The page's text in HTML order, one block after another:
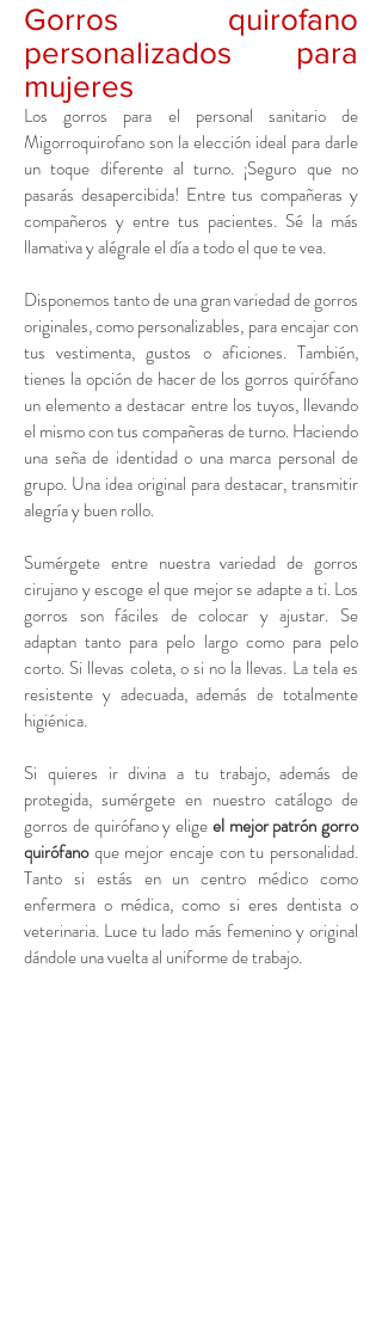
Gorros quirofano
personalizados para
mujeres
Los gorros para el personal sanitario de
Migorroquirofanoson la elección ideal para darle
un toque diferente al turno. ¡Seguro que no
pasarás desapercibida! Entre tus compañeras y
compañeros y entre tus pacientes. Sé la más
llamativa y alégrale el día a todo el que te vea.
Disponemos tanto de una gran variedad de gorros
originales, como personalizables, para encajar con
tus vestimenta, gustos o aficiones. También,
tienes la opción de hacer de los gorros quirófano
un elemento a destacar entre los tuyos, llevando
el mismo con tus compañeras de turno. Haciendo
una seña de identidad o una marca personal de
grupo. Una idea original para destacar, transmitir
alegría y buen rollo.
Sumérgete entre nuestra variedad de gorros
cirujano y escoge el que mejor se adapte a ti. Los
gorros son fáciles de colocar y ajustar. Se
adaptan tanto para pelo largo como para pelo
corto. Si llevas coleta, o si no la llevas. La tela es
resistente y adecuada, además de totalmente
higiénica.
Si quieres ir divina a tu trabajo, además de
protegida, sumérgete en nuestro catálogo de
gorros de quirófano y eligeel mejor patrón gorro
quirófanoque mejor encaje con tu personalidad.
Tanto si estás en un centro médico como
enfermera o médica, como si eres dentista o
veterinaria. Luce tu lado más femenino y original
dándole una vuelta al uniforme de trabajo.